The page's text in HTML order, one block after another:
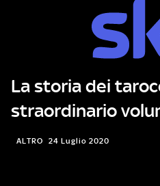
La storia dei
straordinario
ALTRO 24 Luglio 2020